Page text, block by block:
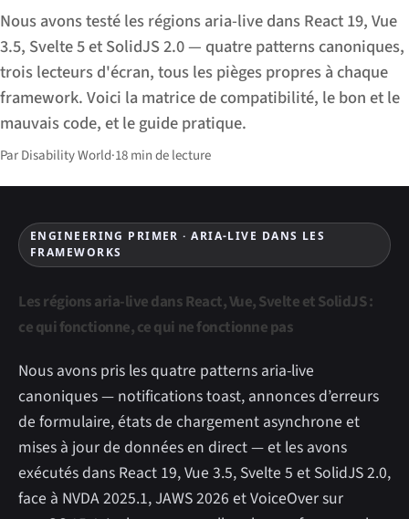
Nous avons testé les régions aria-live dans React 19, Vue
3.5, Svelte 5 et SolidJS 2.0 — quatre patterns canoniques,
trois lecteurs d'écran, tous les pièges propres à chaque
framework. Voici la matrice de compatibilité, le bon et le
mauvais code, et le guide pratique.
Par Disability World·18 min de lecture
ENGINEERING PRIMER · ARIA-LIVE DANS LES
FRAMEWORKS
Les régions aria-live dans React, Vue, Svelte et SolidJS :
ce qui fonctionne, ce qui ne fonctionne pas
Nous avons pris les quatre patterns aria-live
canoniques — notifications toast, annonces d’erreurs
de formulaire, états de chargement asynchrone et
mises à jour de données en direct — et les avons
exécutés dans React 19, Vue 3.5, Svelte 5 et SolidJS 2.0,
face à NVDA 2025.1, JAWS 2026 et VoiceOver sur